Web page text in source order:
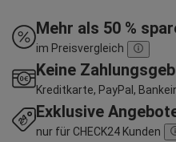
Mehr als 50 %
im Preisvergleich
Keine
Kreditkarte, PayPal,
Exklusive
nur für CHECK24 Kunden